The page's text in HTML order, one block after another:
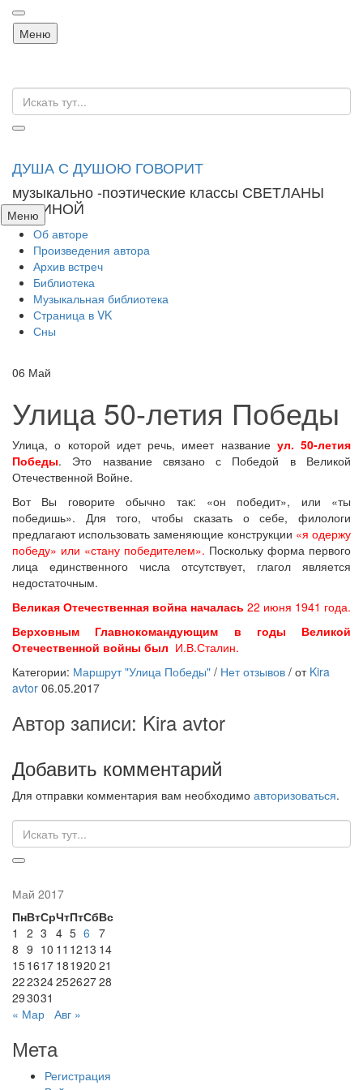
Меню Перейти
к
Искать:
ДУША С ДУШОЮ ГОВОРИТ
музыкально -поэтические классы СВЕТЛАНЫ
ЛАРИНОЙ
Меню Перейти
к
содержанию
Об авторе
Произведения автора
Архив встреч
Библиотека
Музыкальная библиотека
Страница в VK
Сны
06 Май
Улица 50-летия Победы
Улица, о которой идет речь, имеет названиеул. 50-летия
Победы. Это название связано с Победой в Великой
Отечественной Войне.
Вот Вы говорите обычно так: «он победит», или «ты
победишь». Для того, чтобы сказать о себе, филологи
предлагают использовать заменяющие конструкции «я одержу
победу» или «стану победителем». Поскольку форма первого
лица единственного числа отсутствует, глагол является
недостаточным.
Великая Отечественная война началась 22 июня 1941 года.
Верховным Главнокомандующим в годы Великой
Отечественной войны был И.В.Сталин.
Категории: Маршрут "Улица Победы" / Нет отзывов / от Kira
avtor 06.05.2017
Автор записи: Kira avtor
Добавить комментарий
Для отправки комментария вам необходимо авторизоваться.
Искать:
Май 2017
ПнВтСрЧтПтСбВс
1
2 3 4 5 6 7
8 9 10 11 1213 14
151617 181920 21
22232425262728
293031
« Мар Авг »
Мета
Регистрация